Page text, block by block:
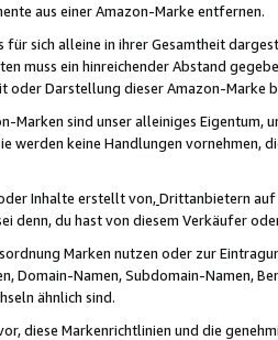
aus einer Amazon-Marke entfernen.
für sich alleine in ihrer Gesamtheit
muss ein hinreichender Abstand
oder Darstellung dieser Amazon-Marke
Marken sind unser alleiniges
werden keine Handlungen vornehmen,
Inhalte erstellt von,Drittanbietern auf
denn, du hast von diesem Verkäufer
Marken nutzen oder zur
Domain-Namen, Subdomain-Namen,
ähnlich sind.
diese Markenrichtlinien und die